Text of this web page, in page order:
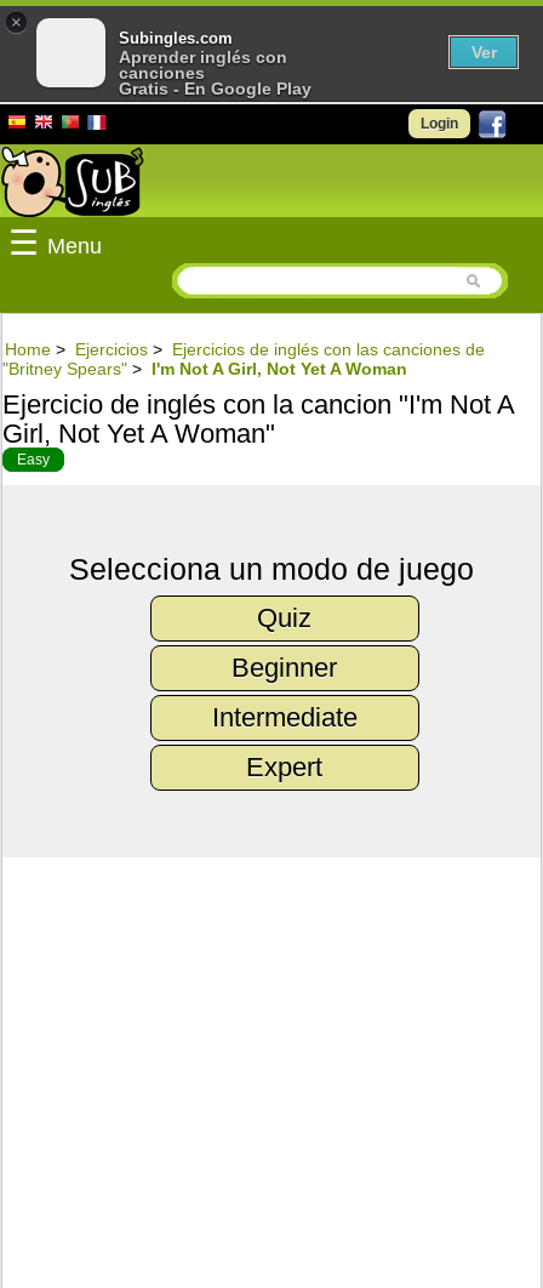
Login
☰ Menu
Home > Ejercicios > Ejercicios de inglés con las canciones de
"Britney Spears" > I'm Not A Girl, Not Yet A Woman
Ejercicio de inglés con la cancion "I'm Not A
Girl, Not Yet A Woman"
Easy
Selecciona un modo de juego
Quiz
Beginner
Intermediate
Expert
×
Subingles.com
Aprender inglés con
canciones
Gratis - En Google Play
Ver